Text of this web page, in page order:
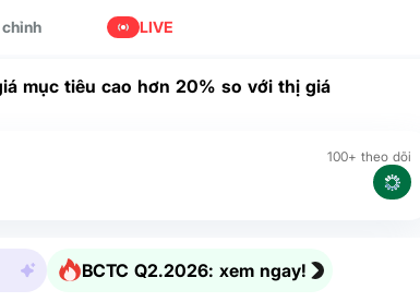
cho bạn LIVE
mục tiêu cao hơn 20% so với thị giá
100+ theo dõi
BCTC Q2.2026: xem ngay!